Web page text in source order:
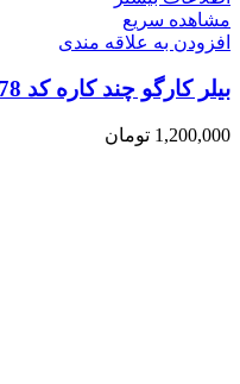
مشاهده سریع
افزودن به علاقه مندی
بیلر کارگو چند کاره کد 12078
1,200,000 تومان